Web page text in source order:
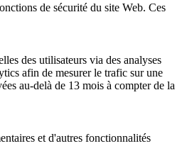
de sécurité du site Web. Ces
des utilisateurs via des analyses
afin de mesurer le trafic sur une
au-delà de 13 mois à compter de la
et d'autres fonctionnalités